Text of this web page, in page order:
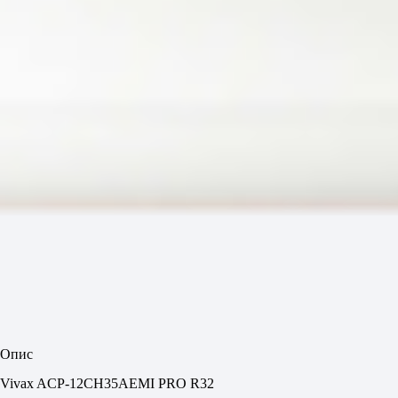
Опис
Vivax ACP-12CH35AEMI PRO R32